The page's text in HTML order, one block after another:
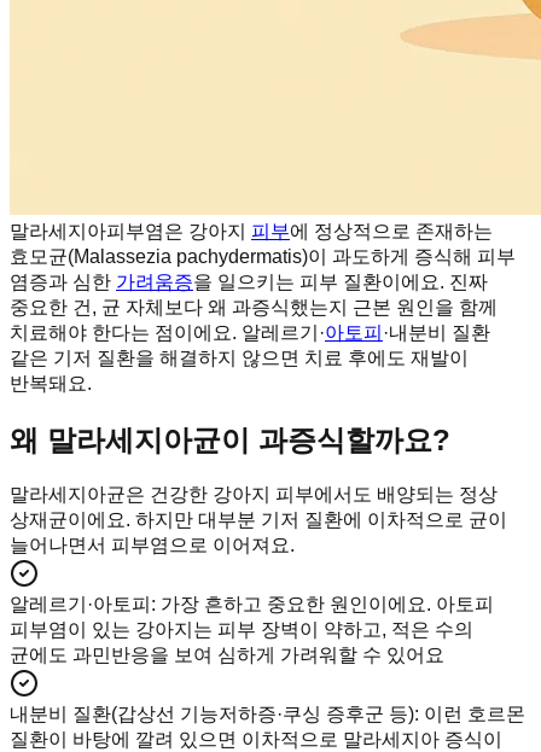
말라세지아피부염은 강아지 피부에 정상적으로 존재하는
효모균(Malassezia pachydermatis)이 과도하게 증식해 피부
염증과 심한 가려움증을 일으키는 피부 질환이에요. 진짜
중요한 건, 균 자체보다 왜 과증식했는지 근본 원인을 함께
치료해야 한다는 점이에요. 알레르기·아토피 ·내분비 질환
같은 기저 질환을 해결하지 않으면 치료 후에도 재발이
반복돼요.
왜 말라세지아균이 과증식할까요?
말라세지아균은 건강한 강아지 피부에서도 배양되는 정상
상재균이에요. 하지만 대부분 기저 질환에 이차적으로 균이
늘어나면서 피부염으로 이어져요.
알레르기·아토피 : 가장 흔하고 중요한 원인이에요. 아토피
피부염이 있는 강아지는 피부 장벽이 약하고, 적은 수의
균에도 과민반응을 보여 심하게 가려워할 수 있어요
내분비 질환(갑상선 기능저하증·쿠싱 증후군 등): 이런 호르몬
질환이 바탕에 깔려 있으면 이차적으로 말라세지아 증식이